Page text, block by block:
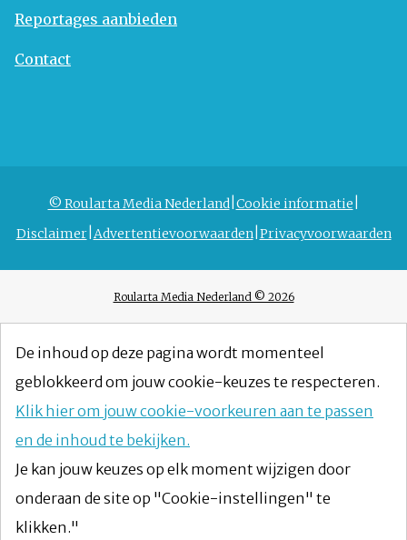
Reportages aanbieden
Contact
© Roularta Media Nederland Cookie informatie
Disclaimer Advertentievoorwaarden Privacyvoorwaarden
Roularta Media Nederland © 2026
De inhoud op deze pagina wordt momenteel
geblokkeerd om jouw cookie-keuzes te respecteren.
Klik hier om jouw cookie-voorkeuren aan te passen
en de inhoud te bekijken.
Je kan jouw keuzes op elk moment wijzigen door
onderaan de site op "Cookie-instellingen" te
klikken."